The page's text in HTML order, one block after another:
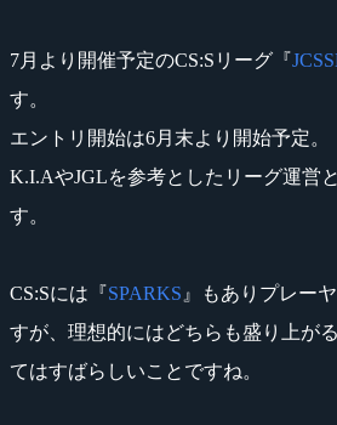
7月より開催予定のCS:Sリーグ『
す。
エントリ開始は6月末より開始予定。
K.I.AやJGLを参考としたリーグ運営
す。
CS:Sには『SPARKS 』もありプレー
すが、理想的にはどちらも盛り上が
てはすばらしいことですね。